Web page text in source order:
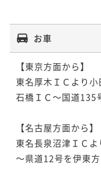
お車
【東京方面から】
東名厚木ＩＣより
石橋ＩＣ～国道135
【名古屋方面から】
東名長泉沼津ＩＣ
～県道12号を伊東方